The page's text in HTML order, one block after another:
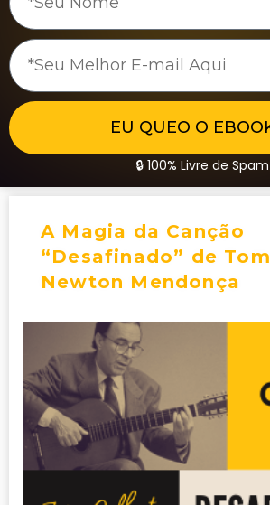
EU QUEO O
🔒 100% Livre de Spam
A Magia da Canção
“Desafinado” de
Newton Mendonça